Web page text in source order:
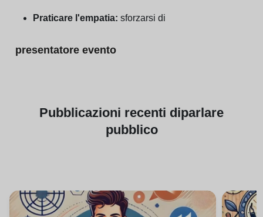
Praticare l'empatia: sforzarsi di
presentatore evento
Pubblicazioni recenti diparlare
pubblico